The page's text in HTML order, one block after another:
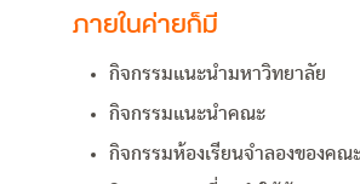
ภายในค่ายก็มี
กิจกรรมแนะนำมหาวิทยาลัย
กิจกรรมแนะนำคณะ
กิจกรรมห้องเรียนจำลองของคณ